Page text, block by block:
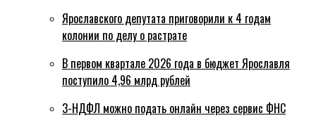
Ярославского депутата приговорили к 4 годам
колонии по делу о растрате
В первом квартале 2026 года в бюджет Ярославля
поступило 4,96 млрд рублей
3-НДФЛ можно подать онлайн через сервис ФНС